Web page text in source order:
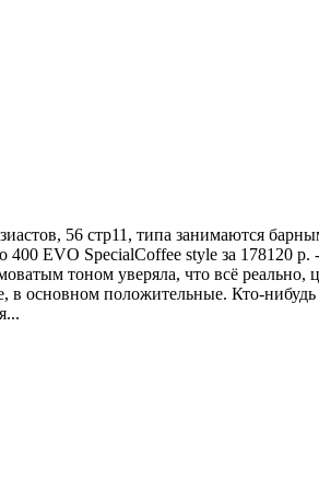
56 стр11, типа занимаются
EVO SpecialCoffee style за 178120 р.
тоном уверяла, что всё реально,
основном положительные. Кто-